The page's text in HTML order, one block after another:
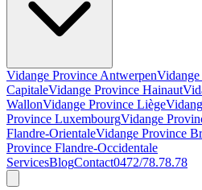
Vidange Province Antwerpen
CapitaleVidange Province Hainaut
WallonVidange Province Liège
Province LuxembourgVidange
Flandre-OrientaleVidange Province
Province Flandre-Occidentale
ServicesBlogContact0472/78.78.78